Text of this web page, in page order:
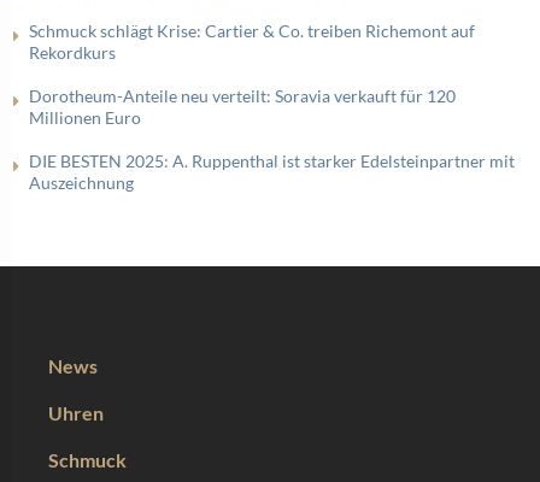
Schmuck schlägt Krise: Cartier & Co. treiben Richemont auf
Rekordkurs
Dorotheum-Anteile neu verteilt: Soravia verkauft für 120
Millionen Euro
DIE BESTEN 2025: A. Ruppenthal ist starker Edelsteinpartner mit
Auszeichnung
News
Uhren
Schmuck